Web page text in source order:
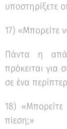
υποστηρίξετε
17) «Μπορείτε
Πάντα η
πρόκειται για
σε ένα
18)
πίεση;»